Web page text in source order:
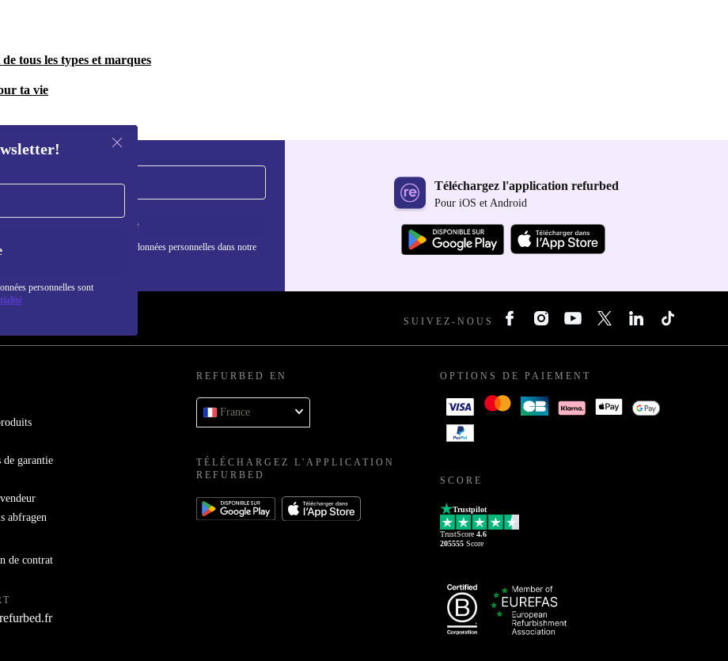
tous les types et marques
ta vie
personnelles sont
S'inscrire
informations sur l'utilisation des données personnelles dans notre
Téléchargez l'application refurbed
Pour iOS et Android
SUIVEZ-NOUS
garantie
abfragen
de contrat
REFURBED EN
France
TÉLÉCHARGEZ L'APPLICATION
REFURBED
OPTIONS DE PAIEMENT
SCORE
Trustpilot
TrustScore 4.6
205555 Score